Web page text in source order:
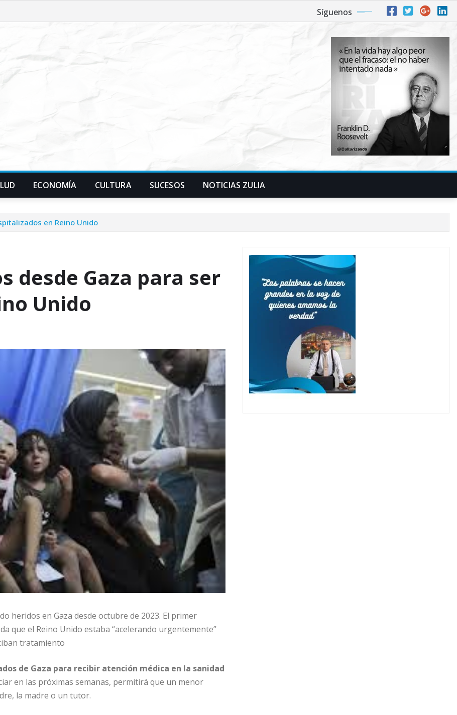
Síguenos
ECONOMÍA CULTURA SUCESOS NOTICIAS ZULIA
en Reino Unido
desde Gaza para ser
Unido
heridos en Gaza desde octubre de 2023. El primer
que el Reino Unido estaba “acelerando urgentemente”
tratamiento
de Gaza para recibir atención médica en la sanidad
en las próximas semanas, permitirá que un menor
la madre o un tutor.